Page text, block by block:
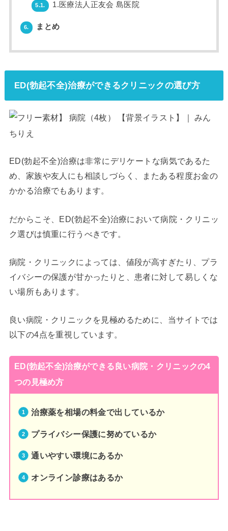
5.1. 1.医療法人正友会 島医院
6. まとめ
ED(勃起不全)治療ができるクリニックの選び方
ED(勃起不全)治療は非常にデリケートな病気であるた
め、家族や友人にも相談しづらく、またある程度お金の
かかる治療でもあります。
だからこそ、ED(勃起不全)治療において病院・クリニッ
ク選びは慎重に行うべきです。
病院・クリニックによっては、値段が高すぎたり、プラ
イバシーの保護が甘かったりと、患者に対して易しくな
い場所もあります。
良い病院・クリニックを見極めるために、当サイトでは
以下の4点を重視しています。
ED(勃起不全)治療ができる良い病院・クリニックの4
つの見極め方
治療薬を相場の料金で出しているか
プライバシー保護に努めているか
通いやすい環境にあるか
オンライン診療はあるか